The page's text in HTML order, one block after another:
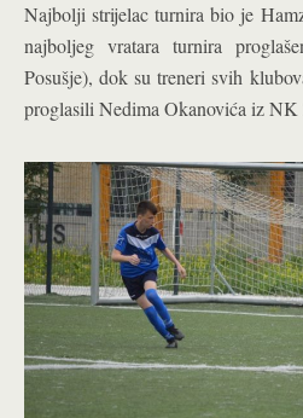
Najbolji strijelac turnira bio je
najboljeg vratara turnira
Posušje), dok su treneri svih
proglasili Nedima Okanovića iz NK